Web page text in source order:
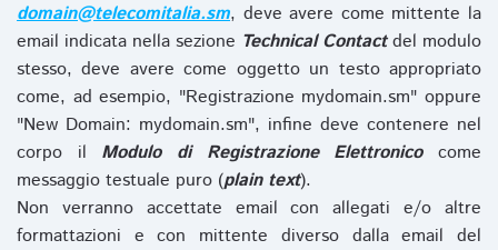
domain@telecomitalia.sm, deve avere come mittente la
email indicata nella sezione Technical Contactdel modulo
stesso, deve avere come oggetto un testo appropriato
come, ad esempio, "Registrazione mydomain.sm" oppure
"New Domain: mydomain.sm", infine deve contenere nel
corpo il Modulo di Registrazione Elettronicocome
messaggio testuale puro (plain text).
Non verranno accettate email con allegati e/o altre
formattazioni e con mittente diverso dalla email del